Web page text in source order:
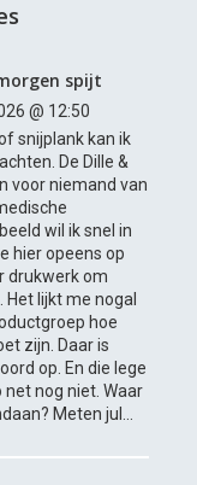
spijt
@ 12:50
snijplank kan ik
De Dille &
voor niemand van
wil ik snel in
hier opeens op
drukwerk om
lijkt me nogal
hoe
zijn. Daar is
op. En die lege
net nog niet. Waar
Meten jul...